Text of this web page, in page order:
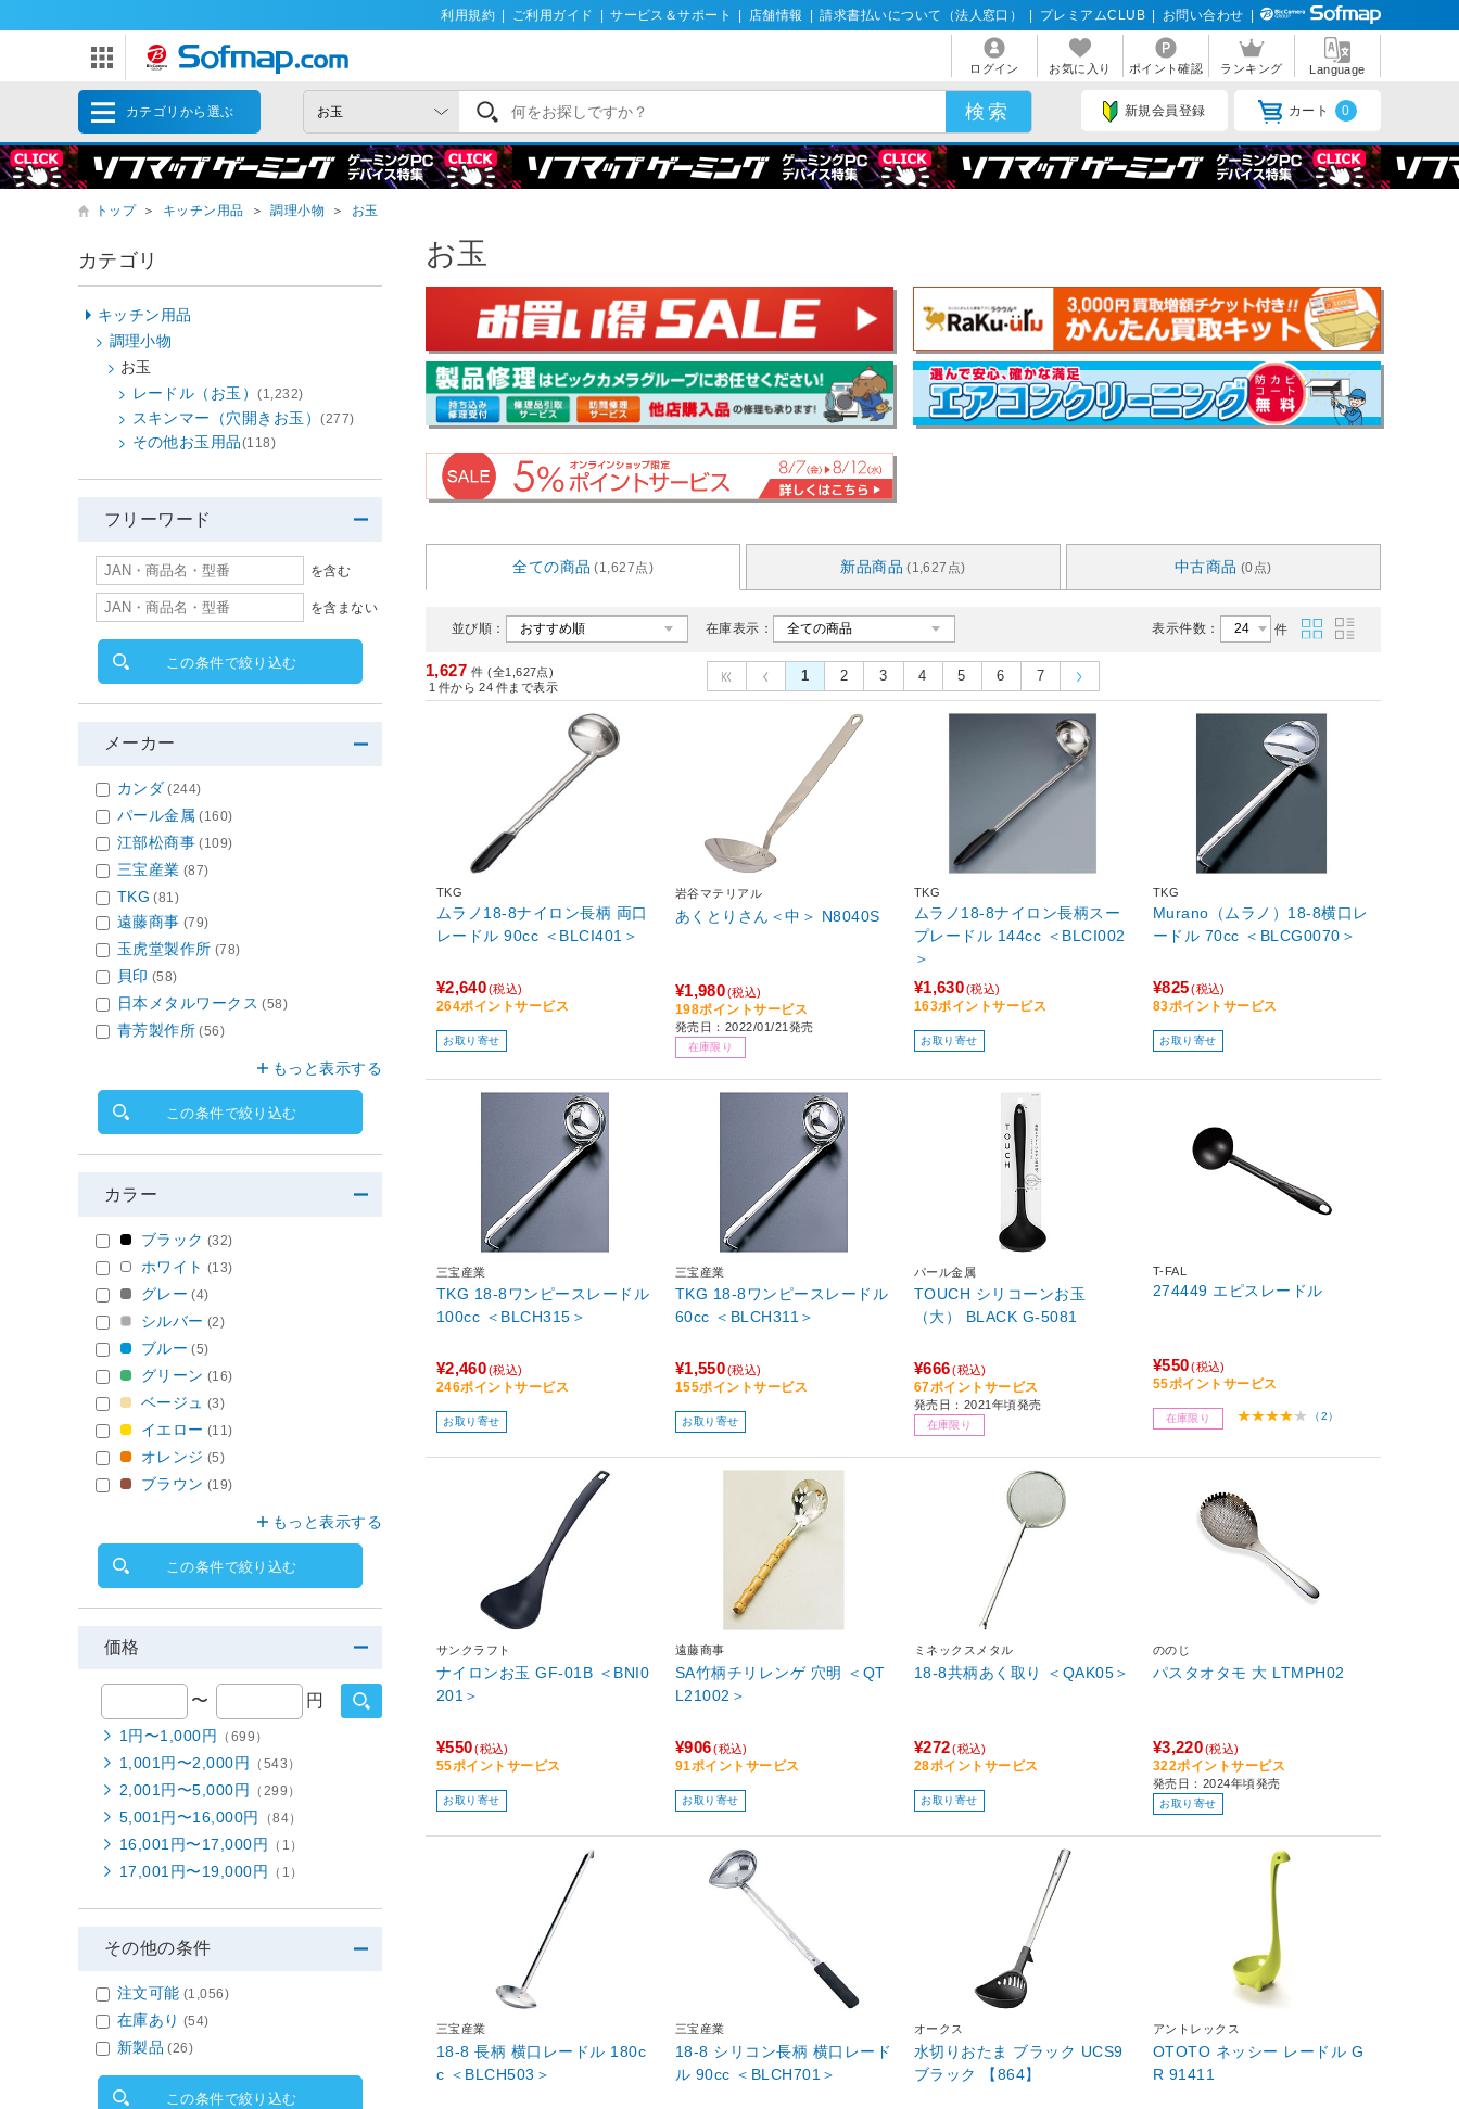
利用規約 ご利用ガイド サービス＆サポート 店舗情報 請求書払いについて（法人窓口） プレミアムCLUB お問い合わせ
ログイン お気に入り ポイント確認 ランキング Language
カテゴリから選ぶ 新規会員登録 カート 0
トップ ＞ キッチン用品 ＞ 調理小物 ＞ お玉
お玉
全ての商品 (1,627点) 新品商品 (1,627点) 中古商品 (0点)
並び順： 在庫表示： 表示件数： 件
1,627 件 (全1,627点)
1 件から 24 件まで表示
1 2 3 4 5 6 7
TKG
ムラノ18-8ナイロン長柄 両口
レードル 90cc ＜BLCI401＞
¥2,640(税込)
264ポイントサービス
お取り寄せ
岩谷マテリアル
あくとりさん＜中＞ N8040S
¥1,980(税込)
198ポイントサービス
発売日：2022/01/21発売
在庫限り
TKG
ムラノ18-8ナイロン長柄スー
プレードル 144cc ＜BLCI002
＞
¥1,630(税込)
163ポイントサービス
お取り寄せ
TKG
Murano（ムラノ）18-8横口レ
ードル 70cc ＜BLCG0070＞
¥825 (税込)
83ポイントサービス
お取り寄せ
三宝産業
TKG 18-8ワンピースレードル
100cc ＜BLCH315＞
¥2,460(税込)
246ポイントサービス
お取り寄せ
三宝産業
TKG 18-8ワンピースレードル
60cc ＜BLCH311＞
¥1,550(税込)
155ポイントサービス
お取り寄せ
パール金属
TOUCH シリコーンお玉
（大） BLACK G-5081
¥666 (税込)
67ポイントサービス
発売日：2021年頃発売
在庫限り
T-FAL
274449 エピスレードル
¥550 (税込)
55ポイントサービス
在庫限り （2）
サンクラフト
ナイロンお玉 GF-01B ＜BNI0
201＞
¥550 (税込)
55ポイントサービス
お取り寄せ
遠藤商事
SA竹柄チリレンゲ 穴明 ＜QT
L21002＞
¥906 (税込)
91ポイントサービス
お取り寄せ
ミネックスメタル
18-8共柄あく取り ＜QAK05＞
¥272 (税込)
28ポイントサービス
お取り寄せ
ののじ
パスタオタモ 大 LTMPH02
¥3,220(税込)
322ポイントサービス
発売日：2024年頃発売
お取り寄せ
三宝産業
18-8 長柄 横口レードル 180c
c ＜BLCH503＞
三宝産業
18-8 シリコン長柄 横口レード
ル 90cc ＜BLCH701＞
オークス
水切りおたま ブラック UCS9
ブラック 【864】
アントレックス
OTOTO ネッシー レードル G
R 91411
カテゴリ
キッチン用品
調理小物
お玉
レードル（お玉）(1,232)
スキンマー（穴開きお玉）(277)
その他お玉用品(118)
フリーワード
を含む
を含まない
この条件で絞り込む
メーカー
カンダ (244)
パール金属 (160)
江部松商事 (109)
三宝産業 (87)
TKG (81)
遠藤商事 (79)
玉虎堂製作所 (78)
貝印 (58)
日本メタルワークス (58)
青芳製作所 (56)
もっと表示する
この条件で絞り込む
カラー
ブラック (32)
ホワイト (13)
グレー (4)
シルバー (2)
ブルー (5)
グリーン (16)
ベージュ (3)
イエロー (11)
オレンジ (5)
ブラウン (19)
もっと表示する
この条件で絞り込む
価格
〜 円
1円〜1,000円 （699）
1,001円〜2,000円 （543）
2,001円〜5,000円 （299）
5,001円〜16,000円 （84）
16,001円〜17,000円 （1）
17,001円〜19,000円 （1）
その他の条件
注文可能 (1,056)
在庫あり (54)
新製品 (26)
この条件で絞り込む